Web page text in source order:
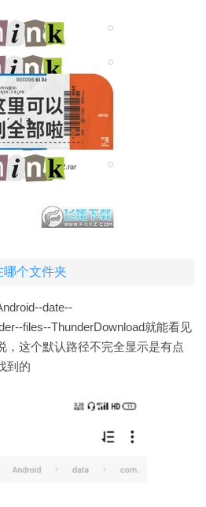
个文件夹
date--
files--ThunderDownload就能看见
，这个默认路径不完全显示是有点
到的